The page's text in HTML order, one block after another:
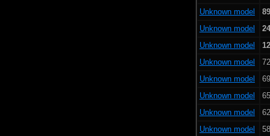
Unknown model
Unknown model
Unknown model
Unknown model
Unknown model
Unknown model
Unknown model
Unknown model